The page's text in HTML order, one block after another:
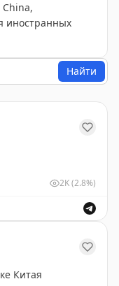
иностранных
Найти
2K(2.8%)
Китая